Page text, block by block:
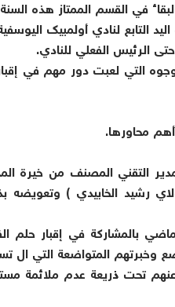
في القسم الممتاز هذه
التابع لنادي أولمبيك
الرئيس الفعلي للنادي.
التي لعبت دور مهم في
محاورها.
التقني المصنف من خيرة
رشيد الخابيدي ) وتعويضه
بالمشاركة في إقبار حلم
وخبرتهم المتواضعة التي ال
تحت ذريعة عدم ملائمة